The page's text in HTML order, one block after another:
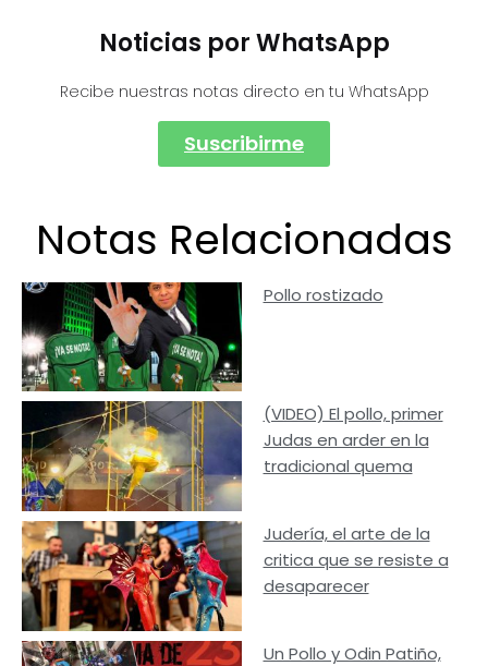
Noticias por WhatsApp
Recibe nuestras notas directo en tu WhatsApp
Suscribirme
Notas Relacionadas
Pollo rostizado
(VIDEO) El pollo, primer
Judas en arder en la
tradicional quema
Judería, el arte de la
critica que se resiste a
desaparecer
Un Pollo y Odin Patiño,